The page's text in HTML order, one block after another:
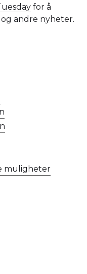
for å
andre nyheter.
muligheter